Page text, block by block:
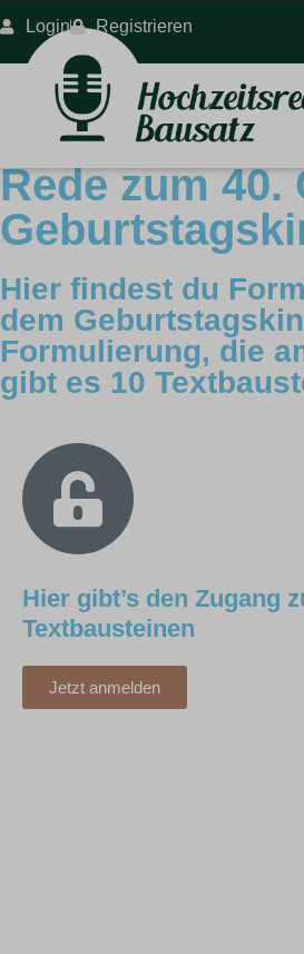
Login Registrieren
Rede zum
Hier findest du
dem
Formulierung, die
gibt es 10
Hier gibt’s den Zugang
Textbausteinen
Jetzt anmelden